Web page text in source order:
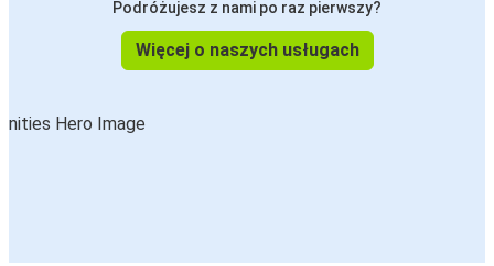
Podróżujesz z nami po raz pierwszy?
Więcej o naszych usługach